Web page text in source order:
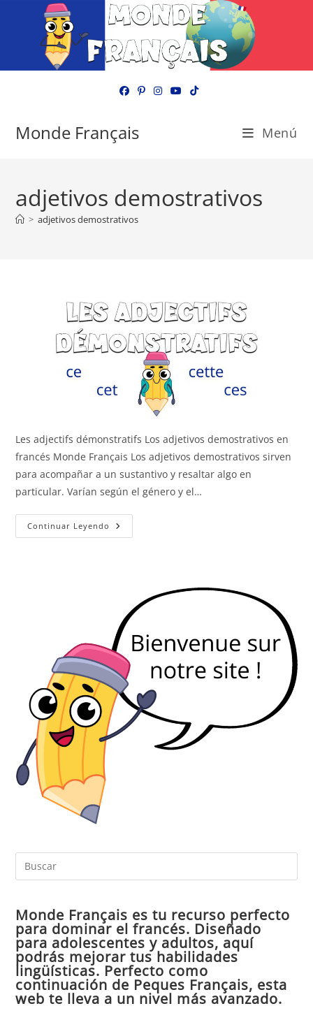
Monde Français Menú
adjetivos demostrativos
> adjetivos demostrativos
Les adjectifs démonstratifs Los adjetivos demostrativos en
francés Monde Français Los adjetivos demostrativos sirven
para acompañar a un sustantivo y resaltar algo en
particular. Varían según el género y el…
Continuar Leyendo Los
Adjetivos
Monde Français es tu recurso perfecto
para dominar el francés. Diseñado
para adolescentes y adultos, aquí
podrás mejorar tus habilidades
lingüísticas. Perfecto como
continuación de Peques Français, esta
web te lleva a un nivel más avanzado.